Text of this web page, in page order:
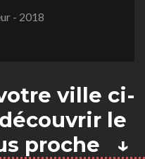
- 2018
ville ci-
le
proche ↓